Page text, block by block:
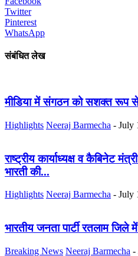
Twitter
Pinterest
WhatsApp
संबंधित लेख
मीडिया में संगठन को सशक्त रूप से
Highlights Neeraj Barmecha - July
राष्ट्रीय कार्याध्यक्ष व कैबिनेट
भारती की...
Highlights Neeraj Barmecha - July
भारतीय जनता पार्टी रतलाम जिले
Breaking News Neeraj Barmecha -